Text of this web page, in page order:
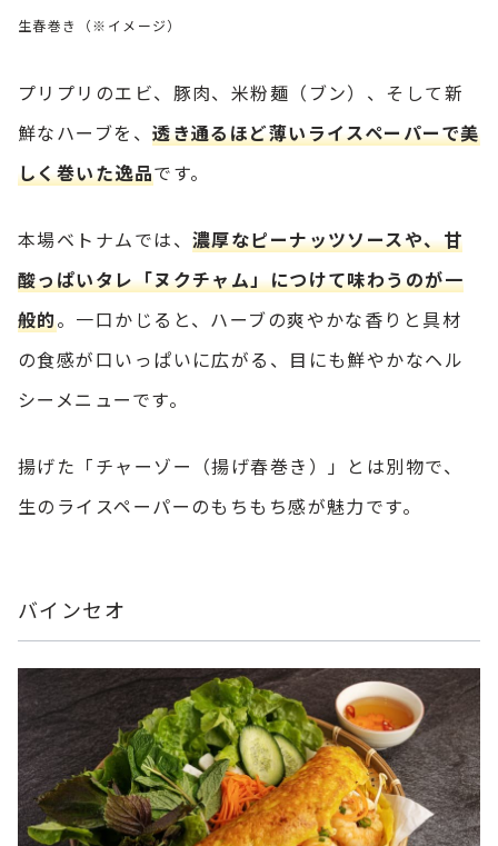
生春巻き（※イメージ）
プリプリのエビ、豚肉、米粉麺（ブン）、そして新
鮮なハーブを、透き通るほど薄いライスペーパーで美
しく巻いた逸品です。
本場ベトナムでは、 濃厚なピーナッツソースや、甘
酸っぱいタレ「ヌクチャム」につけて味わうのが一
般的。一口かじると、ハーブの爽やかな香りと具材
の食感が口いっぱいに広がる、目にも鮮やかなヘル
シーメニューです。
揚げた「チャーゾー（揚げ春巻き）」とは別物で、
生のライスペーパーのもちもち感が魅力です。
バインセオ